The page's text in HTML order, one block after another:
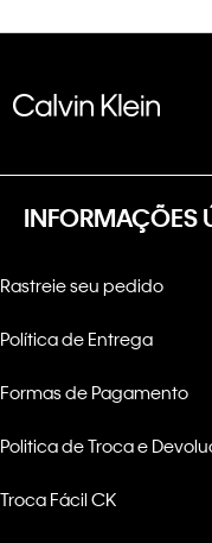
INFORMAÇÕES
Rastreie seu pedido
Política de Entrega
Formas de Pagamento
Politica de Troca e
Troca Fácil CK